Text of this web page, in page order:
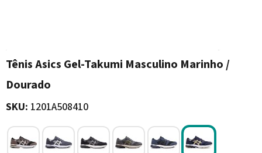
Tênis Asics Gel-Takumi Masculino Marinho /
Dourado
SKU: 1201A508410